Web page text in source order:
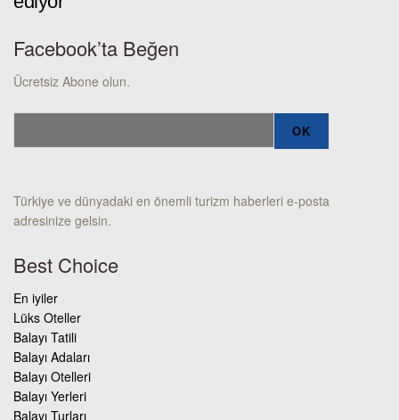
Facebook’ta Beğen
Ücretsiz Abone olun.
Türkiye ve dünyadaki en önemli turizm haberleri e-posta
adresinize gelsin.
Best Choice
En iyiler
Lüks Oteller
Balayı Tatili
Balayı Adaları
Balayı Otelleri
Balayı Yerleri
Balayı Turları